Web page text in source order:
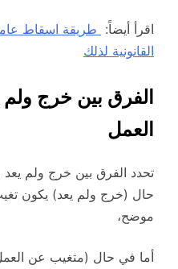
اقرأ أيضاً:
طريقة اسقاط
القانونية لذلك
الفرق بين خرج
العمل
تحدد الفرق بين خرج ولم
حال (خرج ولم يعد) يكون
موضح،
أما في حال (متغيب عن